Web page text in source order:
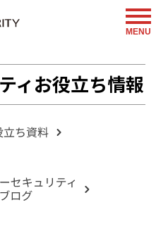
MENU
ィお役立ち情報